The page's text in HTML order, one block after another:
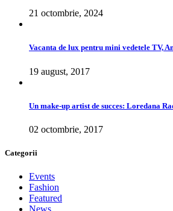
21 octombrie, 2024
Vacanta de lux pentru mini vedetele TV,
19 august, 2017
Un make-up artist de succes: Loredana
02 octombrie, 2017
Categorii
Events
Fashion
Featured